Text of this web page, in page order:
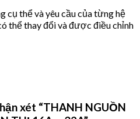
cụ thể và yêu cầu của từng hệ
thể thay đổi và được điều chỉnh
xét “THANH NGUỒN